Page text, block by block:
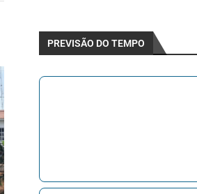
PREVISÃO DO TEMPO